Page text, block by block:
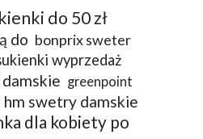
do 50 zł
do bonprix sweter
wyprzedaż
greenpoint
hm swetry damskie
dla kobiety po